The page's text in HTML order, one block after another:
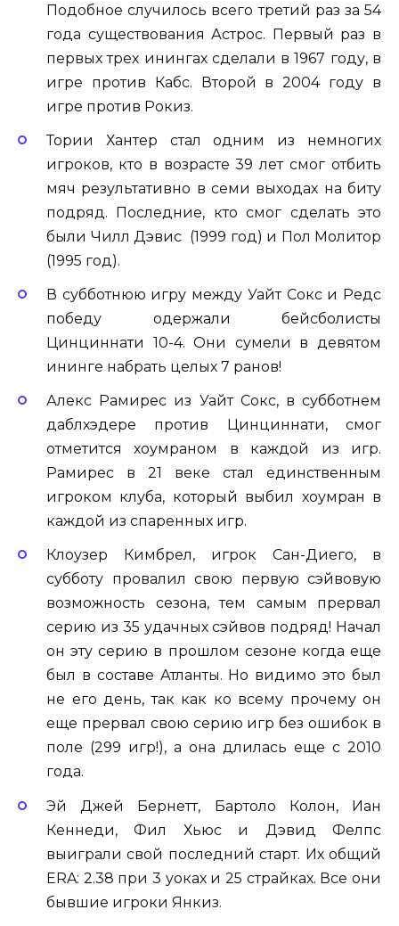
Подобное случилось всего третий раз за 54
года существования Астрос. Первый раз в
первых трех инингах сделали в 1967 году, в
игре против Кабс. Второй в 2004 году в
игре против Рокиз.
Тории Хантер стал одним из немногих
игроков, кто в возрасте 39 лет смог отбить
мяч результативно в семи выходах на биту
подряд. Последние, кто смог сделать это
были Чилл Дэвис (1999 год) и Пол Молитор
(1995 год).
В субботнюю игру между Уайт Сокс и Редс
победу одержали бейсболисты
Цинциннати 10-4. Они сумели в девятом
ининге набрать целых 7 ранов!
Алекс Рамирес из Уайт Сокс, в субботнем
даблхэдере против Цинциннати, смог
отметится хоумраном в каждой из игр.
Рамирес в 21 веке стал единственным
игроком клуба, который выбил хоумран в
каждой из спаренных игр.
Клоузер Кимбрел, игрок Сан-Диего, в
субботу провалил свою первую сэйвовую
возможность сезона, тем самым прервал
серию из 35 удачных сэйвов подряд! Начал
он эту серию в прошлом сезоне когда еще
был в составе Атланты. Но видимо это был
не его день, так как ко всему прочему он
еще прервал свою серию игр без ошибок в
поле (299 игр!), а она длилась еще с 2010
года.
Эй Джей Бернетт, Бартоло Колон, Иан
Кеннеди, Фил Хьюс и Дэвид Фелпс
выиграли свой последний старт. Их общий
ERA: 2.38 при 3 уоках и 25 страйках. Все они
бывшие игроки Янкиз.